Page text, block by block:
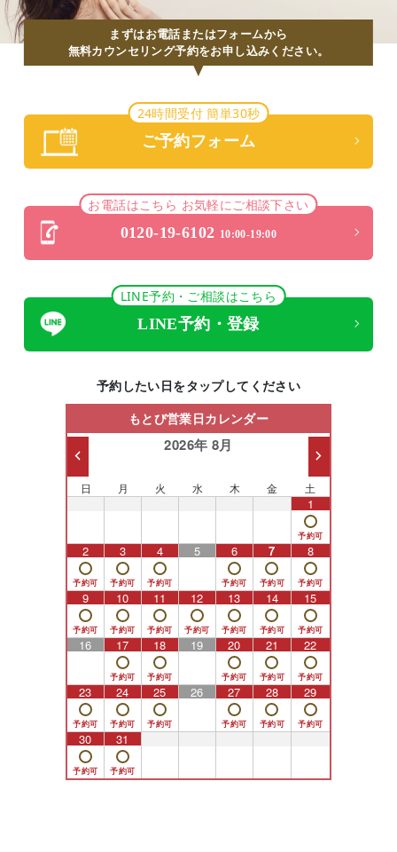
まずはお電話またはフォームから
無料カウンセリング予約をお申し込みください。
24時間受付 簡単30秒
ご予約フォーム
お電話はこちら お気軽にご相談下さい
0120-19-6102 10:00-19:00
LINE予約・ご相談はこちら
LINE予約・登録
予約したい日をタップしてください
もとび営業日カレンダー
2026年 8月
日 月 火 水 木 金 土
1
2 3 4 5 6 7 8
9 10 11 12 13 14 15
16 17 18 19 20 21 22
23 24 25 26 27 28 29
30 31